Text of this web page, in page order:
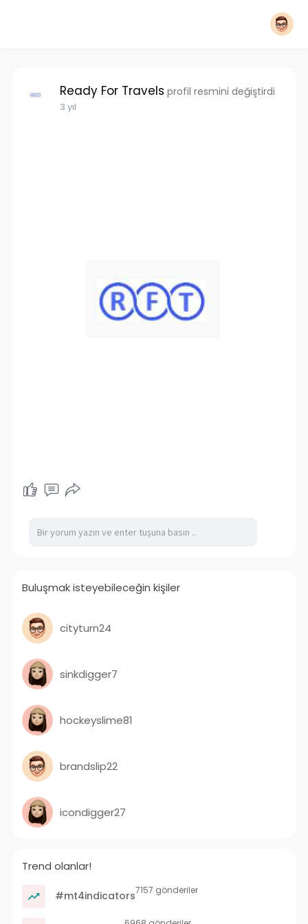
Ready For Travels profil resmini değiştirdi
3 yıl
Buluşmak isteyebileceğin kişiler
cityturn24
sinkdigger7
hockeyslime81
brandslip22
icondigger27
Trend olanlar!
#mt4indicators7157 gönderiler